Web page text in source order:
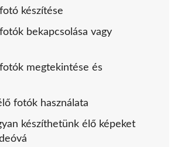
készítése
bekapcsolása vagy
megtekintése és
fotók használata
készíthetünk élő képeket